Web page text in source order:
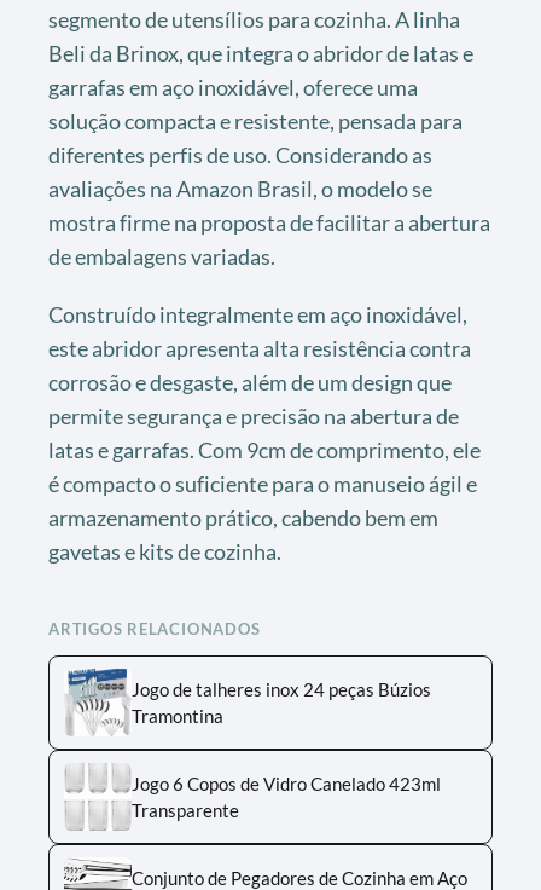
segmento de utensílios para cozinha. A linha
Beli da Brinox, que integra o abridor de latas e
garrafas em aço inoxidável, oferece uma
solução compacta e resistente, pensada para
diferentes perfis de uso. Considerando as
avaliações na Amazon Brasil, o modelo se
mostra firme na proposta de facilitar a abertura
de embalagens variadas.
Construído integralmente em aço inoxidável,
este abridor apresenta alta resistência contra
corrosão e desgaste, além de um design que
permite segurança e precisão na abertura de
latas e garrafas. Com 9cm de comprimento, ele
é compacto o suficiente para o manuseio ágil e
armazenamento prático, cabendo bem em
gavetas e kits de cozinha.
ARTIGOS RELACIONADOS
Jogo de talheres inox 24 peças Búzios
Tramontina
Jogo 6 Copos de Vidro Canelado 423ml
Transparente
Conjunto de Pegadores de Cozinha em Aço